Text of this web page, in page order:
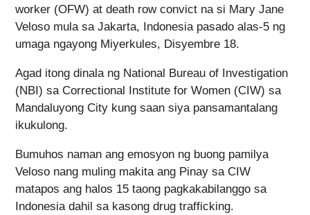
worker (OFW) at death row convict na si Mary Jane
Veloso mula sa Jakarta, Indonesia pasado alas-5 ng
umaga ngayong Miyerkules, Disyembre 18.
Agad itong dinala ng National Bureau of Investigation
(NBI) sa Correctional Institute for Women (CIW) sa
Mandaluyong City kung saan siya pansamantalang
ikukulong.
Bumuhos naman ang emosyon ng buong pamilya
Veloso nang muling makita ang Pinay sa CIW
matapos ang halos 15 taong pagkakabilanggo sa
Indonesia dahil sa kasong drug trafficking.